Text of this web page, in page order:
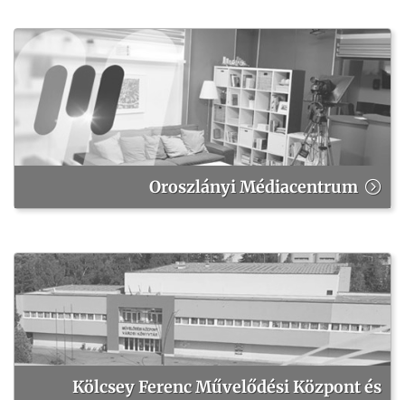
Oroszlányi Médiacentrum
Kölcsey Ferenc Művelődési Központ és